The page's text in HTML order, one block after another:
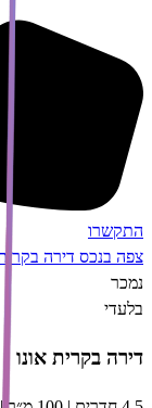
דירה בקרית אונו
בקרית אונו